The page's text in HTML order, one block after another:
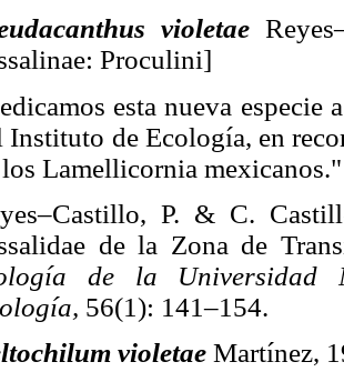
violetae
Proculini]
esta nueva
Instituto de Ecología, en
Lamellicornia mexicanos."
P. & C.
de la Zona de
de la Universidad
56(1): 141–154.
violetae Martínez,